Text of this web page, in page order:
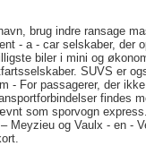
brug indre ransage
- a - car selskaber, der
biler i mini og
SUVS er
- For passagerer, der ikke
findes
som sporvogn
Meyzieu og Vaulx - en -